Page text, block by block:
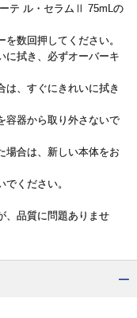
テ ル・セラムⅡ 75mLの
数回押してください。
拭き、必ずオーバーキ
、すぐにきれいに拭き
容器から取り外さないで
合は、新しい本体をお
ください。
、品質に問題ありませ